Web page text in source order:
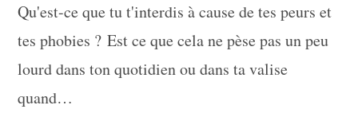
Qu'est-ce que tu t'interdis à cause de tes peurs et
tes phobies ? Est ce que cela ne pèse pas un peu
lourd dans ton quotidien ou dans ta valise
quand…